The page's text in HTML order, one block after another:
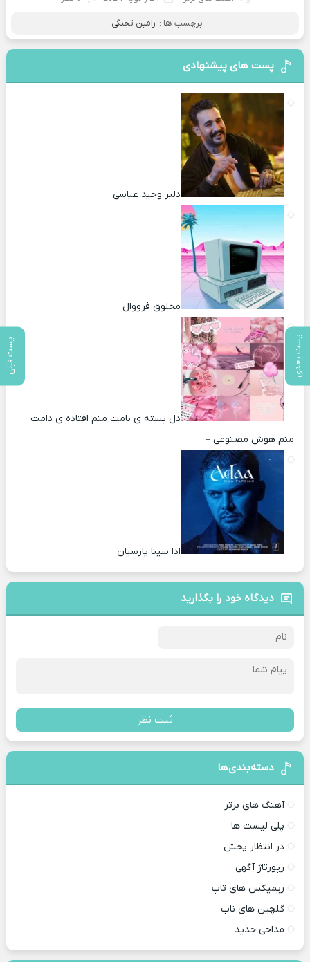
پست بعدی پست قبلی
برچسب ها : رامین تجنگی
پست های پیشنهادی
دلبر وحید عباسی
مخلوق فرووال
دل بسته ی نامت منم افتاده ی دامت
منم هوش مصنوعی –
ادا سینا پارسیان
دیدگاه خود را بگذارید
ثبت نظر
دسته‌بندی‌ها
آهنگ های برتر
پلی لیست ها
در انتظار پخش
رپورتاژ آگهی
ریمیکس های تاپ
گلچین های ناب
مداحی جدید